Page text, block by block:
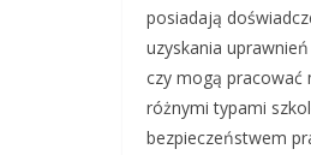
posiadają
uzyskania
czy mogą pracować
różnymi typami
bezpieczeństwem